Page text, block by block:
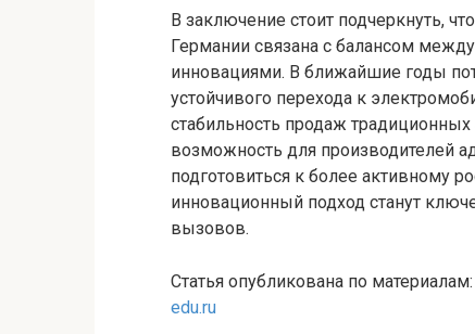
В заключение стоит подчеркнуть,
Германии связана с балансом
инновациями. В ближайшие годы
устойчивого перехода к
стабильность продаж традиционных
возможность для производителей
подготовиться к более активному
инновационный подход станут
вызовов.
Статья опубликована по материалам:
edu.ru